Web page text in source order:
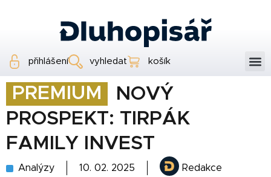
přihlášení vyhledat košík
PREMIUM
NOVÝ
PROSPEKT: TIRPÁK
FAMILY INVEST
Analýzy 10. 02. 2025 Redakce